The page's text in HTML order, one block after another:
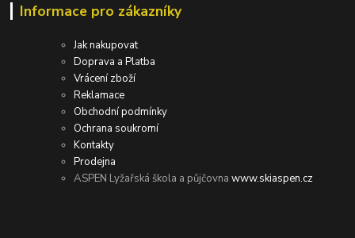
Informace pro zákazníky
Jak nakupovat
Doprava a Platba
Vrácení zboží
Reklamace
Obchodní podmínky
Ochrana soukromí
Kontakty
Prodejna
ASPEN Lyžařská škola a půjčovnawww.skiaspen.cz